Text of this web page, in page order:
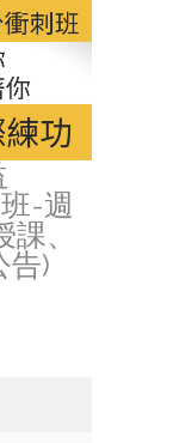
-週
、
告)